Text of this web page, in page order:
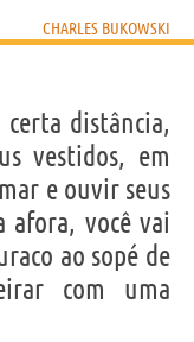
CHARLES BUKOWSKI
certa distância,
vestidos, em
e ouvir seus
afora, você vai
ao sopé de
com uma